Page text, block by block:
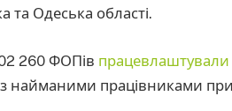
та Одеська області.
260 ФОПів працевлаштували
найманими працівниками